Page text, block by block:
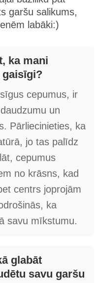
garšu salikums,
labāki:)
ka mani
cepumus, ir
un
Pārliecinieties, ka
jo tas palīdz
cepumus
no krāsns, kad
centrs joprojām
ka
savu mīkstumu.
glabāt
savu garšu